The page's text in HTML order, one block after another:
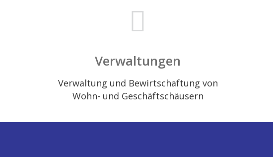
Verwaltungen
Verwaltung und Bewirtschaftung von
Wohn- und Geschäftschäusern